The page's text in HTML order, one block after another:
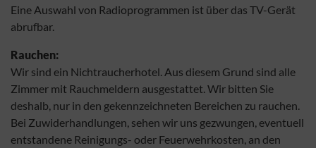
Eine Auswahl von Radioprogrammen ist über das TV-Gerät
abrufbar.
Rauchen:
Wir sind ein Nichtraucherhotel. Aus diesem Grund sind alle
Zimmer mit Rauchmeldern ausgestattet. Wir bitten Sie
deshalb, nur in den gekennzeichneten Bereichen zu rauchen.
Bei Zuwiderhandlungen, sehen wir uns gezwungen, eventuell
entstandene Reinigungs- oder Feuerwehrkosten, an den